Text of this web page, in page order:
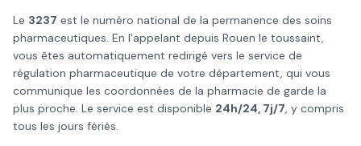
Le 3237 est le numéro national de la permanence des soins
pharmaceutiques. En l'appelant depuis Rouen le toussaint,
vous êtes automatiquement redirigé vers le service de
régulation pharmaceutique de votre département, qui vous
communique les coordonnées de la pharmacie de garde la
plus proche. Le service est disponible 24h/24, 7j/7, y compris
tous les jours fériés.